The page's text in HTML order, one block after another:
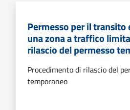
Permesso per il transito
una zona a traffico
rilascio del permesso
Procedimento di rilascio del
temporaneo